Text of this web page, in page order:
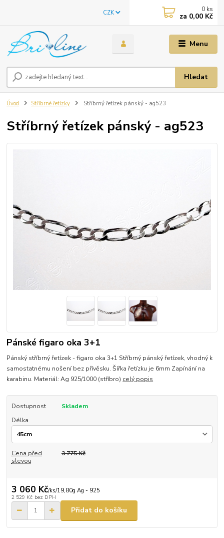
Menu
CZK
Hledat
0 ks
za 0,00 Kč
Úvod Stříbrné řetízky Stříbrný řetízek pánský - ag523
Stříbrný řetízek pánský - ag523
Pánské figaro oka 3+1
Pánský stříbrný řetízek - figaro oka 3+1 Stříbrný pánský řetízek, vhodný k
samostatnému nošení bez přívěsku. Šířka řetízku je 6mm Zapínání na
karabinu. Materiál: Ag 925/1000 (stříbro) celý popis
Dostupnost
Skladem
Délka
Cena před
slevou
3 775 Kč
3 060 Kč/ks/19,80g Ag - 925
2 529 Kč bez DPH
Přidat do košíku